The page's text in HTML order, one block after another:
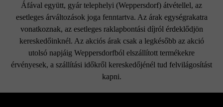
Áfával együtt, gyár telephelyi (Weppersdorf) átvétellel, az
esetleges árváltozások joga fenntartva. Az árak egységrakatra
vonatkoznak, az esetleges raklapbontási díjról érdeklődjön
kereskedőinknél. Az akciós árak csak a legkésőbb az akció
utolsó napjáig Weppersdorfból elszállított termékekre
érvényesek, a szállítási időkről kereskedőjénél tud felvilágosítást
kapni.